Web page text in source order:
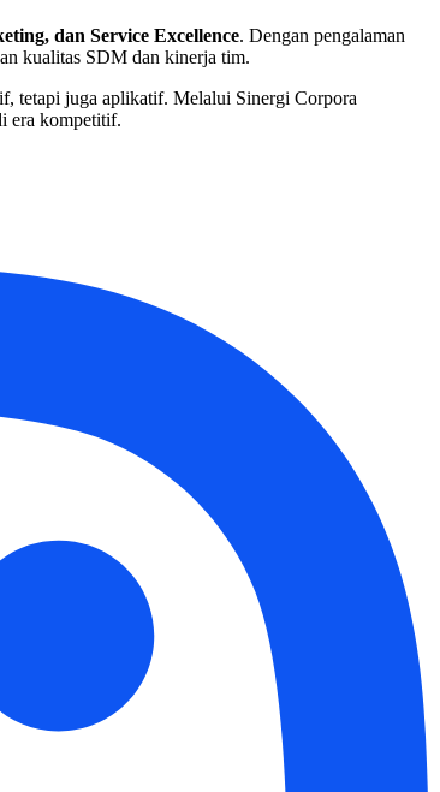
dan Service Excellence. Dengan pengalaman
kualitas SDM dan kinerja tim.
tetapi juga aplikatif. Melalui Sinergi Corpora
era kompetitif.